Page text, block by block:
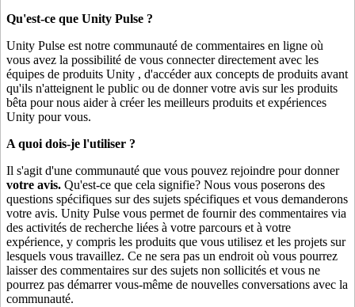
Qu'est-ce que Unity Pulse ?
Unity Pulse est notre communauté de commentaires en ligne où
vous avez la possibilité de vous connecter directement avec les
équipes de produits Unity , d'accéder aux concepts de produits avant
qu'ils n'atteignent le public ou de donner votre avis sur les produits
bêta pour nous aider à créer les meilleurs produits et expériences
Unity pour vous.
A quoi dois-je l'utiliser ?
Il s'agit d'une communauté que vous pouvez rejoindre pour donner
votre avis. Qu'est-ce que cela signifie? Nous vous poserons des
questions spécifiques sur des sujets spécifiques et vous demanderons
votre avis. Unity Pulse vous permet de fournir des commentaires via
des activités de recherche liées à votre parcours et à votre
expérience, y compris les produits que vous utilisez et les projets sur
lesquels vous travaillez. Ce ne sera pas un endroit où vous pourrez
laisser des commentaires sur des sujets non sollicités et vous ne
pourrez pas démarrer vous-même de nouvelles conversations avec la
communauté.